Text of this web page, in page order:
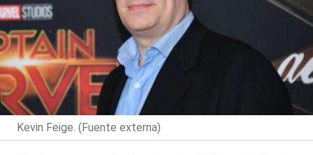
Kevin Feige. (Fuente externa)